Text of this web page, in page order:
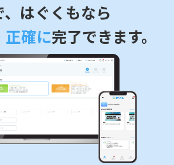
、はぐくもなら
正確に完了できます。